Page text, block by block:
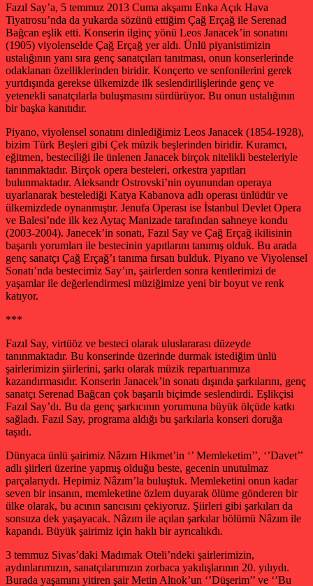
Fazıl Say’a, 5 temmuz 2013 Cuma akşamı Enka Açık Hava
Tiyatrosu’nda da yukarda sözünü ettiğim Çağ Erçağ ile Serenad
Bağcan eşlik etti. Konserin ilginç yönü Leos Janacek’in sonatını
(1905) viyolenselde Çağ Erçağ yer aldı. Ünlü piyanistimizin
ustalığının yanı sıra genç sanatçıları tanıtması, onun konserlerinde
odaklanan özelliklerinden biridir. Konçerto ve senfonilerini gerek
yurtdışında gerekse ülkemizde ilk seslendirilişlerinde genç ve
yetenekli sanatçılarla buluşmasını sürdürüyor. Bu onun ustalığının
bir başka kanıtıdır.
Piyano, viyolensel sonatını dinlediğimiz Leos Janacek (1854-1928),
bizim Türk Beşleri gibi Çek müzik beşlerinden biridir. Kuramcı,
eğitmen, besteciliği ile ünlenen Janacek birçok nitelikli besteleriyle
tanınmaktadır. Birçok opera besteleri, orkestra yapıtları
bulunmaktadır. Aleksandr Ostrovski’nin oyunundan operaya
uyarlanarak bestelediği Katya Kabanova adlı operası ünlüdür ve
ülkemizdede oynanmıştır. Jenufa Operası ise İstanbul Devlet Opera
ve Balesi’nde ilk kez Aytaç Manizade tarafından sahneye kondu
(2003-2004). Janecek’in sonatı, Fazıl Say ve Çağ Erçağ ikilisinin
başarılı yorumları ile bestecinin yapıtlarını tanımış olduk. Bu arada
genç sanatçı Çağ Erçağ’ı tanıma fırsatı bulduk. Piyano ve Viyolensel
Sonatı’nda bestecimiz Say’ın, şairlerden sonra kentlerimizi de
yaşamlar ile değerlendirmesi müziğimize yeni bir boyut ve renk
katıyor.
***
Fazıl Say, virtüöz ve besteci olarak uluslararası düzeyde
tanınmaktadır. Bu konserinde üzerinde durmak istediğim ünlü
şairlerimizin şiirlerini, şarkı olarak müzik repartuarımıza
kazandırmasıdır. Konserin Janacek’in sonatı dışında şarkılarını, genç
sanatçı Serenad Bağcan çok başarılı biçimde seslendirdi. Eşlikçisi
Fazıl Say’dı. Bu da genç şarkıcının yorumuna büyük ölçüde katkı
sağladı. Fazıl Say, programa aldığı bu şarkılarla konseri doruğa
taşıdı.
Dünyaca ünlü şairimiz Nâzım Hikmet’in ‘’ Memleketim’’, ‘’Davet’’
adlı şiirleri üzerine yapmış olduğu beste, gecenin unutulmaz
parçalarıydı. Hepimiz Nâzım’la buluştuk. Memleketini onun kadar
seven bir insanın, memleketine özlem duyarak ölüme gönderen bir
ülke olarak, bu acının sancısını çekiyoruz. Şiirleri gibi şarkıları da
sonsuza dek yaşayacak. Nâzım ile açılan şarkılar bölümü Nâzım ile
kapandı. Büyük şairimiz için haklı bir ayrıcalıkdı.
3 temmuz Sivas’daki Madımak Oteli’ndeki şairlerimizin,
aydınlarımızın, sanatçılarımızın zorbaca yakılışlarının 20. yılıydı.
Burada yaşamını yitiren şair Metin Altıok’un ‘’Düşerim’’ ve ‘’Bu